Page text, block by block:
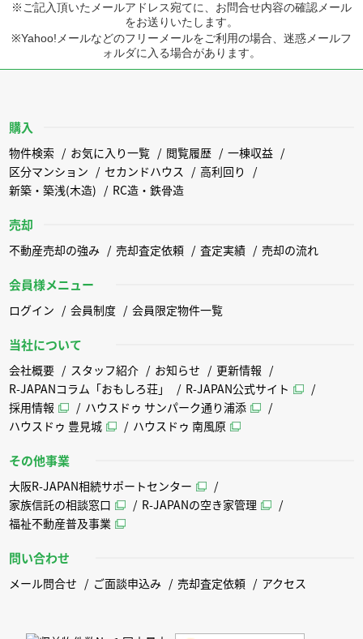
※ご記入頂いたメールアドレス宛てに、お問合せ内容の確認メール
をお送りいたします。
※Yahoo!メールなどのフリーメールをご利用の場合、迷惑メールフ
ォルダに入る場合があります。
購入
物件検索 お気に入り一覧 閲覧履歴
一棟収益
区分マンション
セカンドハウス
高利回り
新築・築浅(木造)
RC造・鉄骨造
売却
不動産売却の強み 売却査定依頼 査定実績 売却の流れ
会員様メニュー
ログイン 会員制度 会員限定物件一覧
当社について
会社概要 スタッフ紹介 お知らせ
更新情報
R-JAPANコラム「おもしろ荘」
R-JAPAN公式サイト
採用情報
ハウスドゥ サンパーク通り浦添
ハウスドゥ 豊見城
ハウスドゥ 南風原
その他事業
大阪R-JAPAN相続サポートセンター
家族信託の相談窓口
R-JAPANの空き家管理
福祉不動産普及事業
問い合わせ
メール問合せ ご面談申込み 売却査定依頼 アクセス